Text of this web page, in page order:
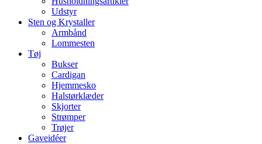
Udstyr
Sten og Krystaller
Armbånd
Lommesten
Tøj
Bukser
Cardigan
Hjemmesko
Halstørklæder
Skjorter
Strømper
Trøjer
Gaveidéer